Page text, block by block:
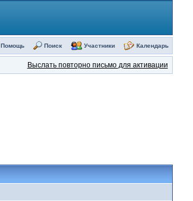
Помощь Поиск Участники Календарь
Выслать повторно письмо для активации